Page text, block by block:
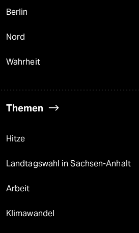
Berlin
Nord
Wahrheit
Themen
Hitze
Landtagswahl in Sachsen-Anhalt
Arbeit
Klimawandel